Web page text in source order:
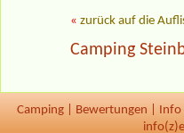
« zurück auf die
Camping
Camping Bewertungen Info